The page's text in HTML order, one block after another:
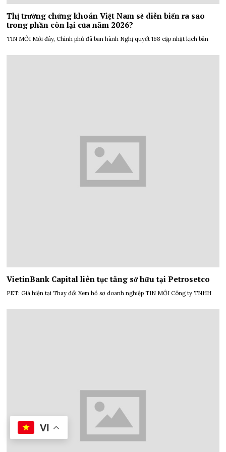
Thị trường chứng khoán Việt Nam sẽ diễn biến ra sao
trong phần còn lại của năm 2026?
TIN MỚI Mới đây, Chính phủ đã ban hành Nghị quyết 168 cập nhật kịch bản
VietinBank Capital liên tục tăng sở hữu tại Petrosetco
PET: Giá hiện tại Thay đổi Xem hồ sơ doanh nghiệp TIN MỚI Công ty TNHH
VI